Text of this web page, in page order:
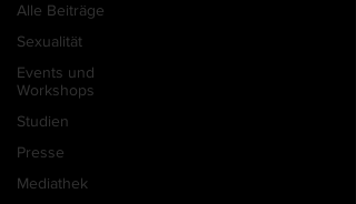
Alle Beiträge
Sexualität
Events und
Workshops
Studien
Presse
Mediathek